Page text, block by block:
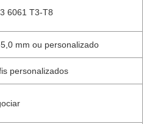
6061 T3-T8
mm ou personalizado
personalizados